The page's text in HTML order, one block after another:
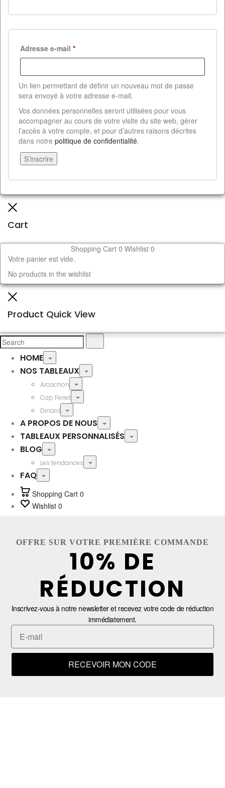
Adresse e-mail *
Un lien permettant de définir un nouveau mot de passe
sera envoyé à votre adresse e-mail.
Vos données personnelles seront utilisées pour vous
accompagner au cours de votre visite du site web, gérer
l’accès à votre compte, et pour d’autres raisons décrites
dans notre politique de confidentialité.
S’inscrire
Cart
Shopping Cart 0 Wishlist 0
Votre panier est vide.
No products in the wishlist
Product Quick View
HOME
NOS TABLEAUX
Arcachon
Cap Ferret
Dinard
A PROPOS DE NOUS
TABLEAUX PERSONNALISÉS
BLOG
Les tendances
FAQ
Shopping Cart 0
Wishlist 0
OFFRE SUR VOTRE PREMIÈRE COMMANDE
10% DE
RÉDUCTION
Inscrivez-vous à notre newsletter et recevez votre code de réduction
immédiatement.
RECEVOIR MON CODE